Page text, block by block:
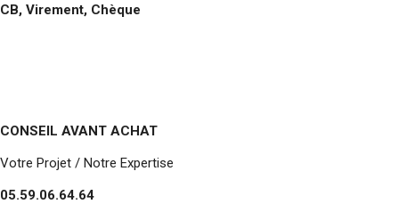
CB, Virement, Chèque
CONSEIL AVANT ACHAT
Votre Projet / Notre Expertise
05.59.06.64.64